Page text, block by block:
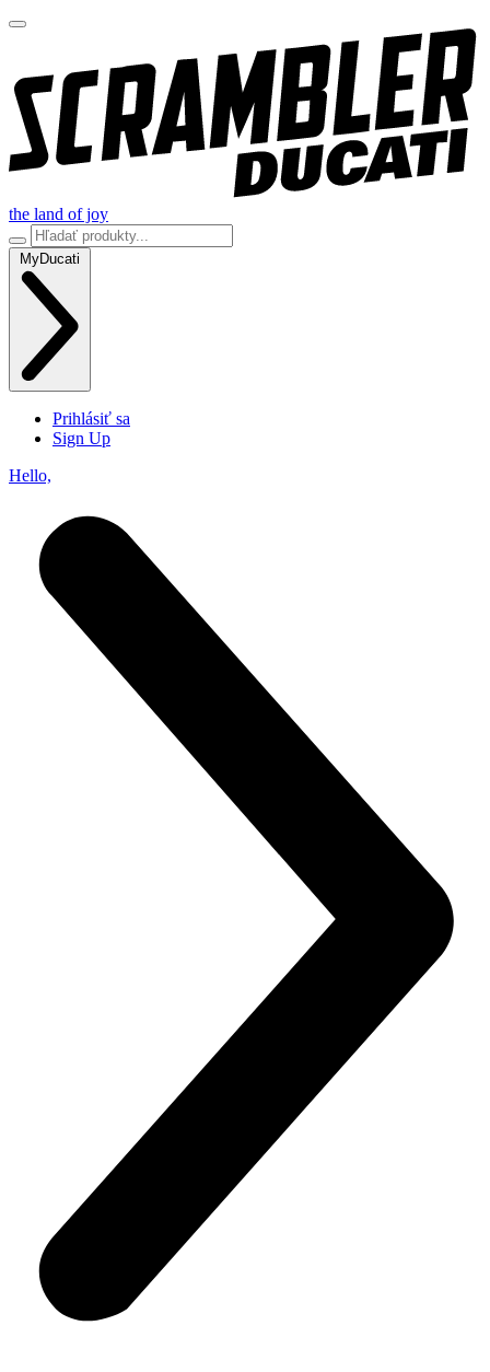
the land of joy
MyDucati
Prihlásiť sa
Sign Up
Hello,